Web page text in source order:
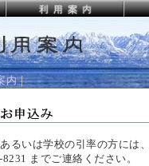
内｜
るいは学校の引率の方には
までご連絡ください。